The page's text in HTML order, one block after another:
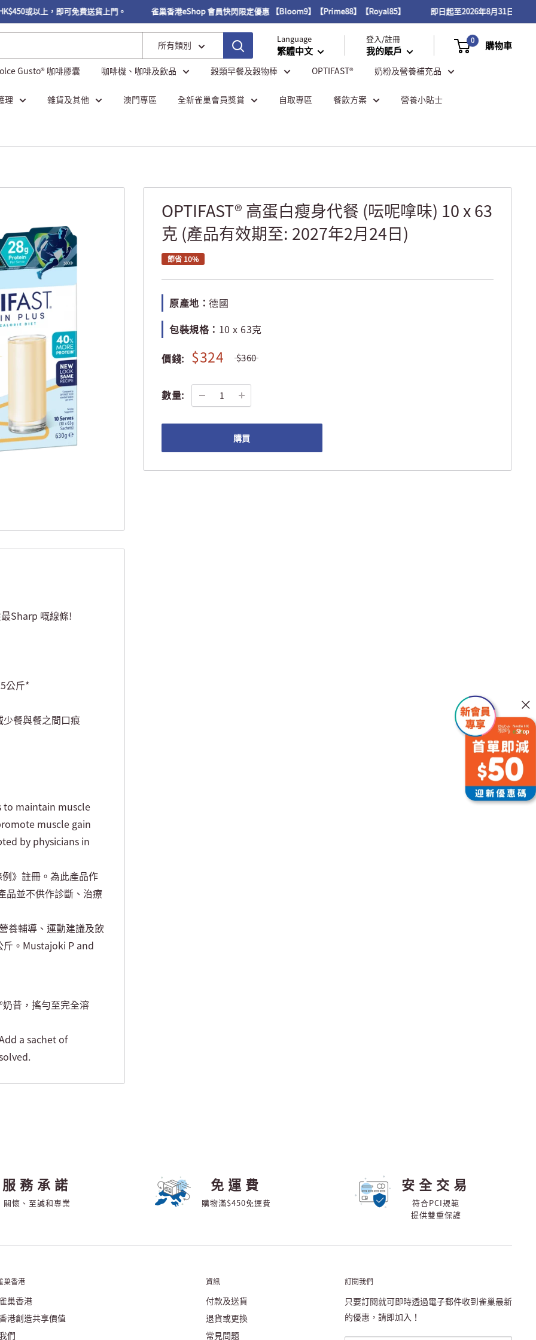
或以上，即可免費送貨上門。 雀巢香港eShop 會員快閃限定優惠 【Bloom9】【Prime88】【Royal85】 即日起至2026年8月31日，VITAL
所有類別
Language
繁體中文
登入/註冊
我的賬戶
0 購物車
Gusto® 咖啡膠囊 咖啡機、咖啡及飲品 穀類早餐及穀物棒 OPTIFAST® 奶粉及營養補充品
理 雜貨及其他 澳門專區 全新雀巢會員獎賞 自取專區 餐飲方案 營養小貼士
OPTIFAST® 高蛋白瘦身代餐 (呍呢嗱味) 10 x 63
克 (產品有效期至: 2027年2月24日)
節省 10%
原產地： 德國
包裝規格： 10 x 63克
價錢: $324 $360
數量:
購買
Sharp 嘅線條!
公斤*
餐與餐之間口痕
to maintain muscle
muscle gain
by physicians in
》註冊。為此產品作
品並不供作診斷、治療
養輔導、運動建議及飲
斤。Mustajoki P and
昔，搖勻至完全溶
a sachet of
服務承諾
關懷、至誠和專業
免運費
購物滿$450免運費
安全交易
符合PCI規範
提供雙重保護
巢香港
巢香港
港創造共享價值
們
資訊
付款及送貨
退貨或更換
常見問題
訂閱我們
只要訂閱就可即時透過電子郵件收到雀巢最新
的優惠，請即加入！